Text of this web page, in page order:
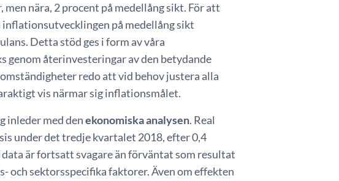
nära, 2 procent på medellång sikt. För att
på medellång sikt
Detta stöd ges i form av våra
återinvesteringar av den betydande
redo att vid behov justera alla
vis närmar sig inflationsmålet.
inleder med denekonomiska analysen. Real
under det tredje kvartalet 2018, efter 0,4
är fortsatt svagare än förväntat som resultat
och sektorsspecifika faktorer. Även om effekten